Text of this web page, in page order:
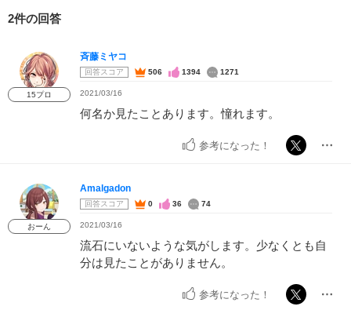
2件の回答
15プロ
斉藤ミヤコ
回答スコア 506 1394 1271
2021/03/16
何名か見たことあります。憧れます。
参考になった！
おーん
Amalgadon
回答スコア 0 36 74
2021/03/16
流石にいないような気がします。少なくとも自
分は見たことがありません。
参考になった！